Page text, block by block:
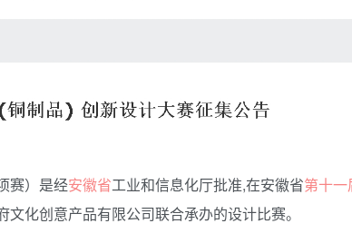
赛）是经安徽省工业和信息化厅批准,在安徽省第十一
化创意产品有限公司联合承办的设计比赛。